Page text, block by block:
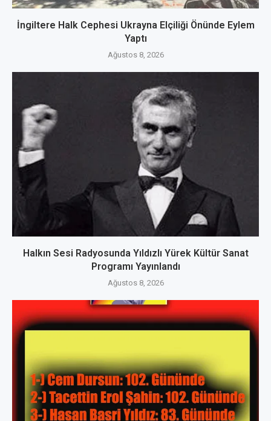
İngiltere Halk Cephesi Ukrayna Elçiliği Önünde Eylem
Yaptı
Ağustos 8, 2026
Halkın Sesi Radyosunda Yıldızlı Yürek Kültür Sanat
Programı Yayınlandı
Ağustos 8, 2026